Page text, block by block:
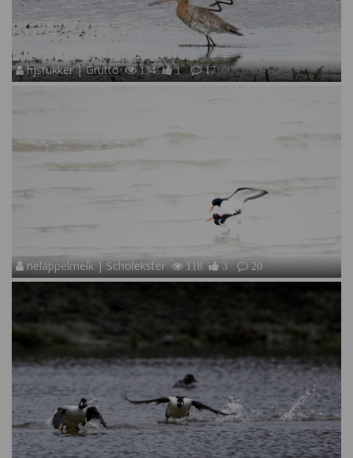
hjstukker | Grutto 134 1 17
nelappelmelk | Scholekster 118 3 20